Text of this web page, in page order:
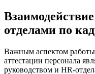
отделами по
Важным аспектом
аттестации персонала
руководством и HR-